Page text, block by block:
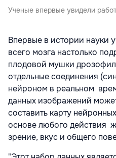
Ученые впервые увидели
Впервые в истории науки
всего мозга настолько
плодовой мушки
отдельные соединения
нейроном в реальном
данных изображений
составить карту
основе любого действия
зрение, вкус и общего